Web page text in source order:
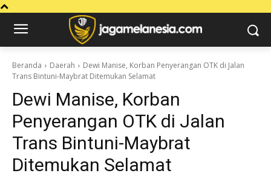
Beranda Daerah
Dewi Manise, Korban Penyerangan OTK di Jalan
Trans Bintuni-Maybrat Ditemukan Selamat
Dewi Manise, Korban
Penyerangan OTK di Jalan
Trans Bintuni-Maybrat
Ditemukan Selamat